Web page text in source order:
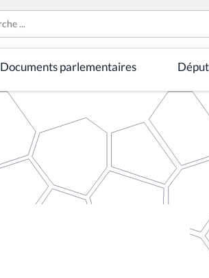
Documents parlementaires